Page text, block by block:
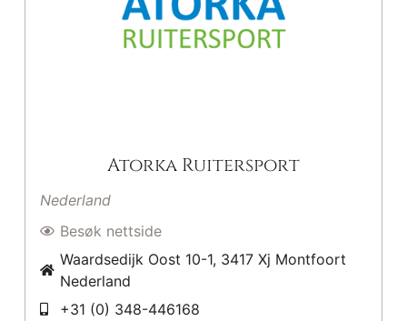
Atorka Ruitersport
Nederland
Besøk nettside
Waardsedijk Oost 10-1, 3417 Xj Montfoort
Nederland
+31 (0) 348-446168